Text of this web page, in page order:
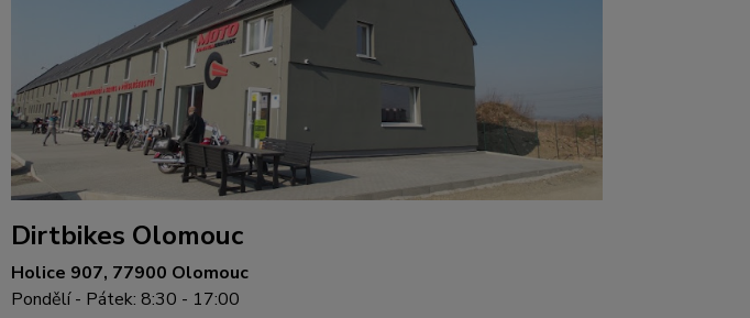
Dirtbikes Olomouc
Holice 907, 77900 Olomouc
Pondělí - Pátek: 8:30 - 17:00